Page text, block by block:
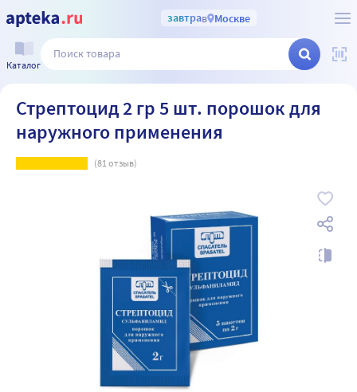
завтрав Москве
Каталог
Стрептоцид 2 гр 5 шт. порошок для
наружного применения
(81отзыв)